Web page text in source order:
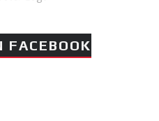
FACEBOOK